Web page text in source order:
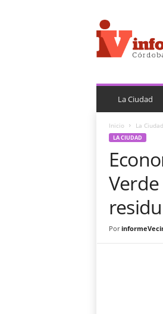
n
f
o
e
e
La Ciudad
Inicio La Ciudad
LA CIUDAD
Por